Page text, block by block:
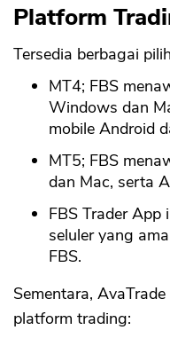
Platform
Tersedia berbagai
MT4; FBS
Windows dan
mobile Android
MT5; FBS
dan Mac, serta
FBS Trader App
seluler yang
FBS.
Sementara,
platform trading: